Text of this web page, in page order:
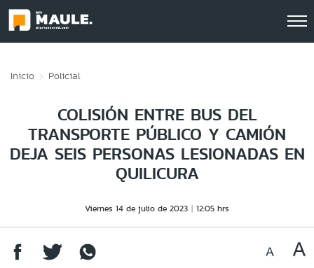
Inicio Policial
COLISIÓN ENTRE BUS DEL
TRANSPORTE PÚBLICO Y CAMIÓN
DEJA SEIS PERSONAS LESIONADAS EN
QUILICURA
Viernes 14 de julio de 2023 12:05 hrs